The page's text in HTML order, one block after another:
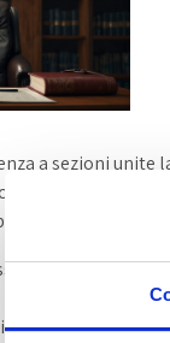
a sezioni
il termine
per il
(del 21/
anche
limite: